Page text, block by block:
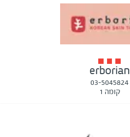
erborian
03-5045824
קומה 1